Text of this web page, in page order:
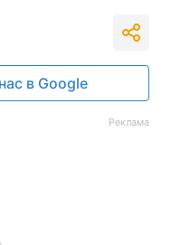
в Google
Реклама